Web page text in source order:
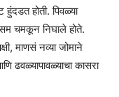
हुंदडत होती. पिवळ्या
चमकून निघाले होते.
माणसं नव्या जोमाने
ढवळ्यापावळ्याचा कासरा